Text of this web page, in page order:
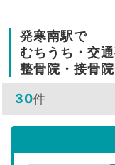
発寒南駅で
むちうち・交
整骨院・接骨
30件